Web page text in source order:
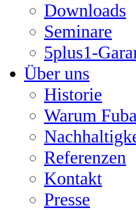
Downloads
Seminare
5plus1-
Über uns
Historie
Warum
Referenzen
Kontakt
Presse